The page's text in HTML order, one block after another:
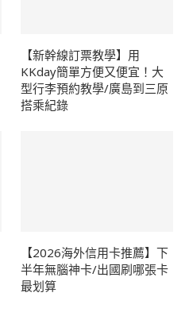
【新幹線訂票教學】用
KKday簡單方便又便宜！大
型行李預約教學/廣島到三原
搭乘紀錄
【2026海外信用卡推薦】下
半年無腦神卡/出國刷哪張卡
最划算